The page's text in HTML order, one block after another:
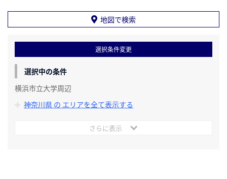
地図で検索
選択条件変更
選択中の条件
横浜市立大学周辺
神奈川県 の エリアを全て表示する
さらに表示